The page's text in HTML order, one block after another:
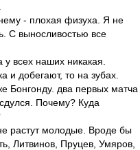
- плохая физуха. Я не
С выносливостью все
у всех наших никакая.
и добегают, то на зубах.
Бонгонду. два первых матча
Почему? Куда
растут молодые. Вроде бы
Литвинов, Пруцев, Умяров,